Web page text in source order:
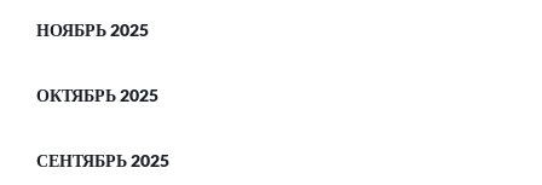
НОЯБРЬ 2025
ОКТЯБРЬ 2025
СЕНТЯБРЬ 2025